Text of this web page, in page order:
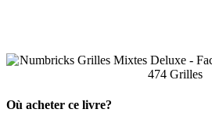
Où acheter ce livre?